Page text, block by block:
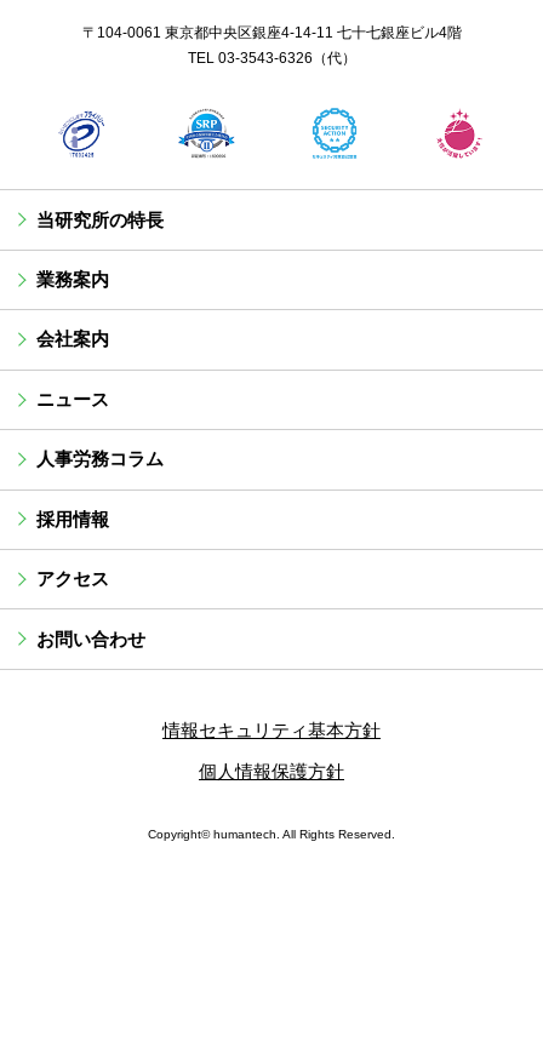
〒104-0061 東京都中央区銀座4-14-11 七十七銀座ビル4階
TEL 03-3543-6326 （代）
当研究所の特長
業務案内
会社案内
ニュース
人事労務コラム
採用情報
アクセス
お問い合わせ
情報セキュリティ基本方針
個人情報保護方針
Copyright© humantech. All Rights Reserved.